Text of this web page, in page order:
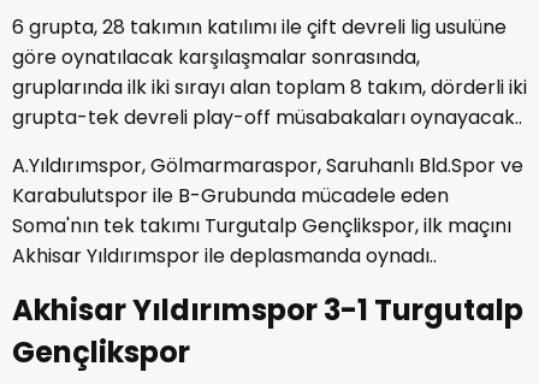
6 grupta, 28 takımın katılımı ile çift devreli lig usulüne
göre oynatılacak karşılaşmalar sonrasında,
gruplarında ilk iki sırayı alan toplam 8 takım, dörderli iki
grupta-tek devreli play-off müsabakaları oynayacak..
A.Yıldırımspor, Gölmarmaraspor, Saruhanlı Bld.Spor ve
Karabulutspor ile B-Grubunda mücadele eden
Soma'nın tek takımı Turgutalp Gençlikspor, ilk maçını
Akhisar Yıldırımspor ile deplasmanda oynadı..
Akhisar Yıldırımspor 3-1 Turgutalp
Gençlikspor